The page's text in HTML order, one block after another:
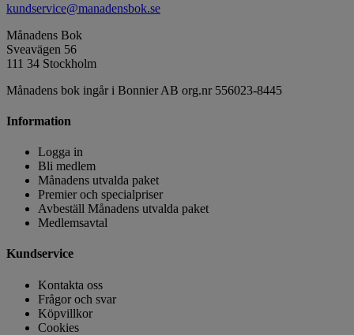
kundservice@manadensbok.se
Månadens Bok
Sveavägen 56
111 34 Stockholm
Månadens bok ingår i Bonnier AB org.nr 556023-8445
Information
Logga in
Bli medlem
Månadens utvalda paket
Premier och specialpriser
Avbeställ Månadens utvalda paket
Medlemsavtal
Kundservice
Kontakta oss
Frågor och svar
Köpvillkor
Cookies